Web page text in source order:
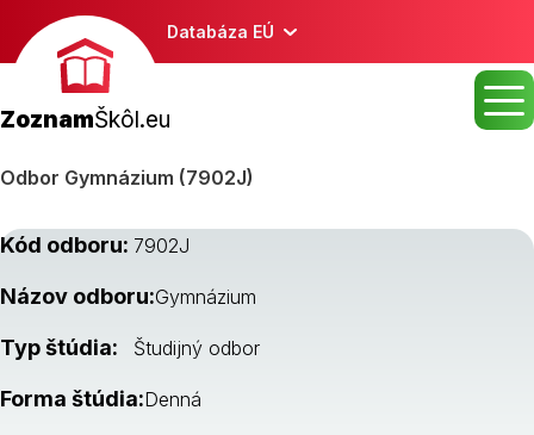
Databáza EÚ
ZoznamŠkôl.eu
Odbor Gymnázium (7902J)
Kód odboru: 7902J
Názov odboru:Gymnázium
Typ štúdia: Študijný odbor
Forma štúdia:Denná